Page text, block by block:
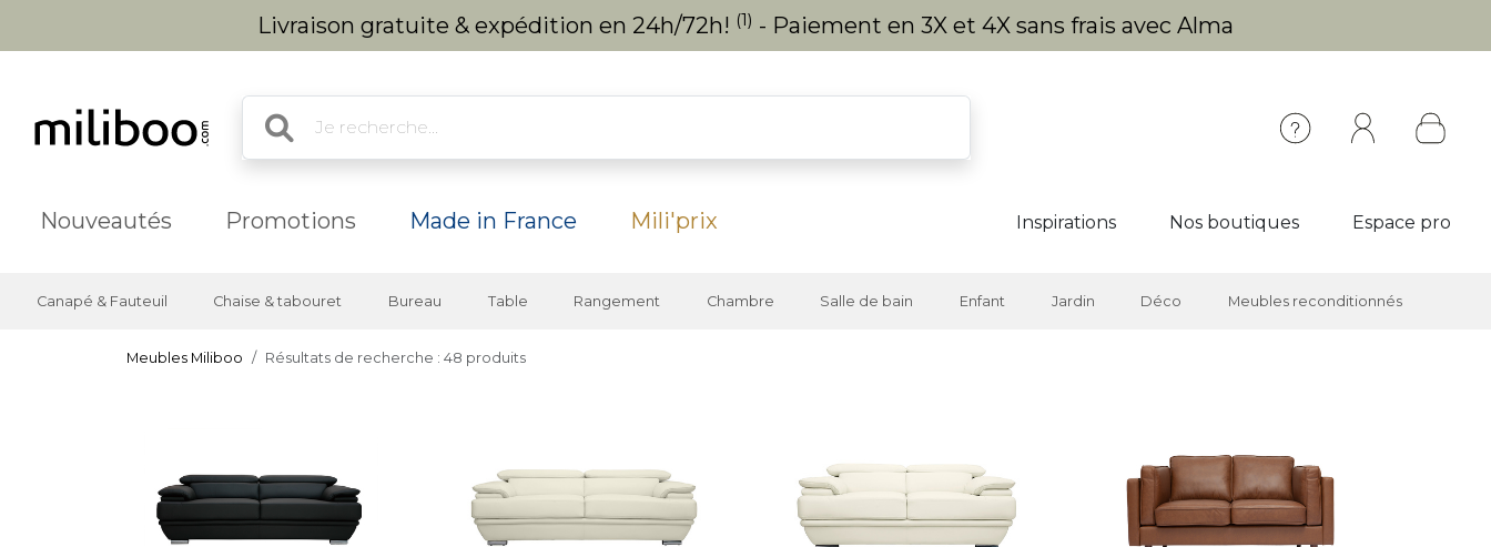
Livraison gratuite & expédition en 24h/72h! (1) - Paiement en 3X et 4X sans frais avec Alma
Nouveautés Promotions Made in France Mili'prix Inspirations Nos boutiques Espace pro
Canapé & Fauteuil Chaise & tabouret Bureau Table Rangement Chambre Salle de bain Enfant Jardin Déco Meubles reconditionnés
Meubles Miliboo Résultats de recherche : 48 produits